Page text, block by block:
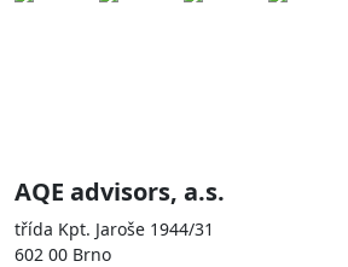
AQE advisors, a.s.
třída Kpt. Jaroše 1944/31
602 00 Brno